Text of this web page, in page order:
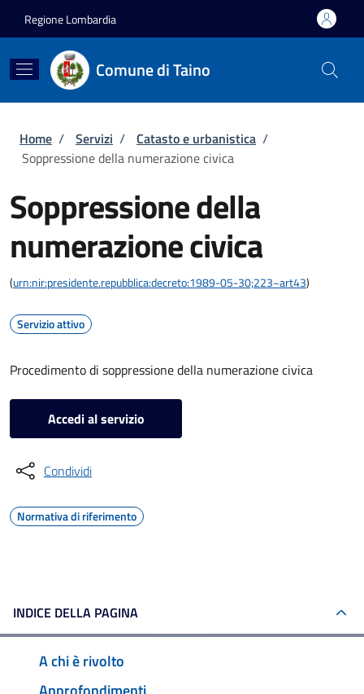
Regione Lombardia
Comune di Taino
Briciole di pane
Home / Servizi / Catasto e urbanistica /
Soppressione della numerazione civica
Soppressione della
numerazione civica
(urn:nir:presidente.repubblica:decreto:1989-05-30;223~art43)
Servizio attivo
Procedimento di soppressione della numerazione civica
Accedi al servizio
Condividi
Normativa di riferimento
INDICE DELLA PAGINA
A chi è rivolto